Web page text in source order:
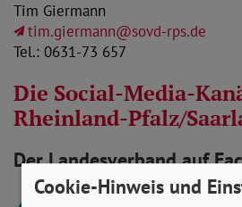
Die Social-Media-
Rheinland-Pfalz/
Der Landesverband auf
Tim Giermann
tim.giermann@sovd-rps.de
Tel.: 0631-73 657
Cookie-Hinweis und